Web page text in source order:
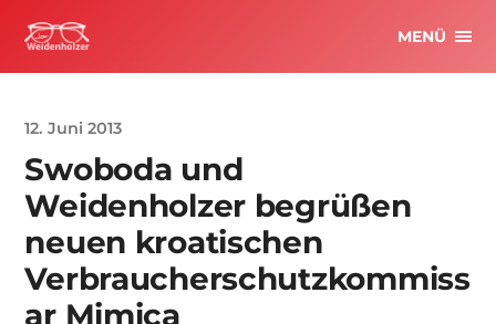
MENÜ
12. Juni 2013
Swoboda und
Weidenholzer begrüßen
neuen kroatischen
Verbraucherschutzkommiss
ar Mimica